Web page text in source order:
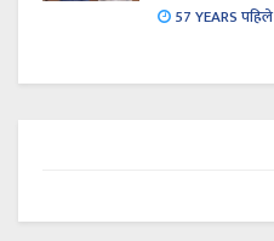
57 YEARS पहिले